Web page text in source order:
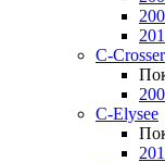
C-Crosser
C-Elysee